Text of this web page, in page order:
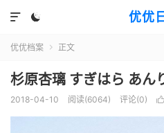
优优


优优档案  正文
杉原杏璃 すぎはら あん
2018-04-10 阅读(6064) 评论(0) 